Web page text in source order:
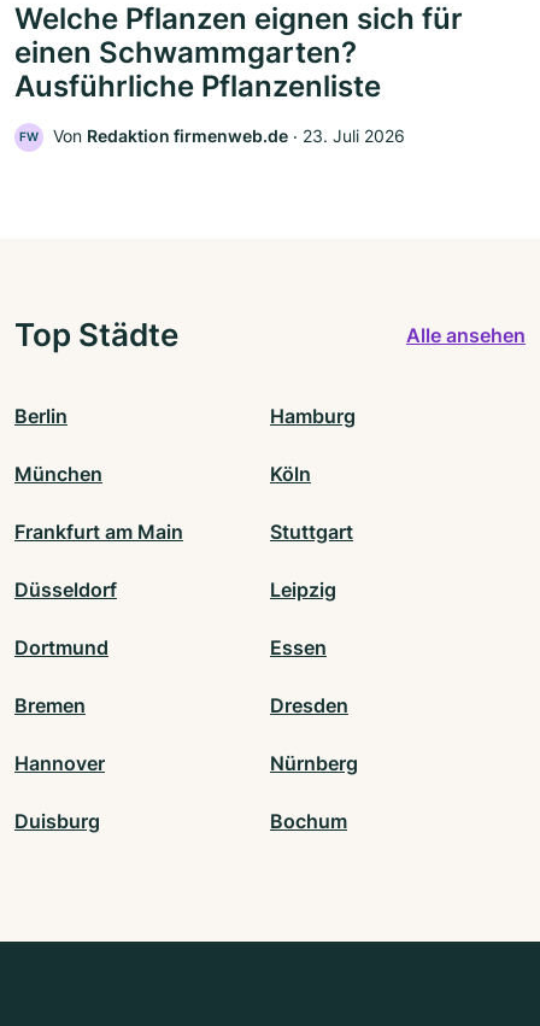
Welche Pflanzen eignen sich für
einen Schwammgarten?
Ausführliche Pflanzenliste
FW Von Redaktion firmenweb.de ‧ 23. Juli 2026
Top Städte Alle ansehen
Berlin Hamburg
München Köln
Frankfurt am Main Stuttgart
Düsseldorf Leipzig
Dortmund Essen
Bremen Dresden
Hannover Nürnberg
Duisburg Bochum